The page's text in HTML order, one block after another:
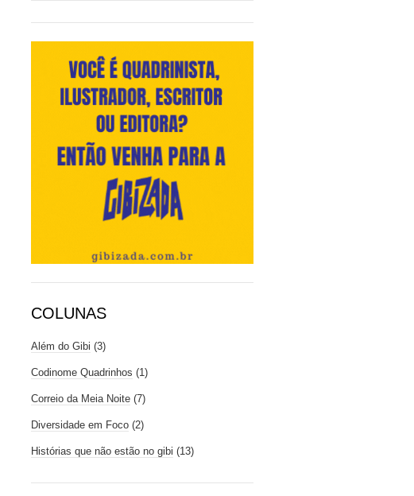
COLUNAS
Além do Gibi (3)
Codinome Quadrinhos (1)
Correio da Meia Noite (7)
Diversidade em Foco (2)
Histórias que não estão no gibi (13)